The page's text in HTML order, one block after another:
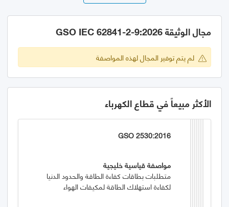
مجال الوثيقة GSO IEC 62841-2-9:2026
لم يتم توفير المجال لهذه المواصفة
الأكثر مبيعاً في قطاع الكهرباء
GSO 2530:2016
مواصفة قياسية خليجية
متطلبات بطاقات كفاءة الطاقة والحدود الدنيا
لكفاءة استهلاك الطاقة لمكيفات الهواء